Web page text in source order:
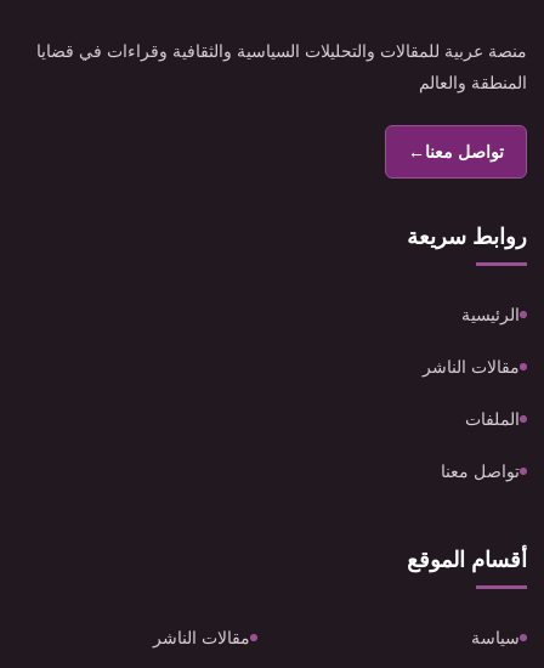
منصة عربية للمقالات والتحليلات السياسية والثقافية وقراءات في قضايا
المنطقة والعالم
تواصل معنا←
روابط سريعة
الرئيسية
مقالات الناشر
الملفات
تواصل معنا
أقسام الموقع
سياسة مقالات الناشر